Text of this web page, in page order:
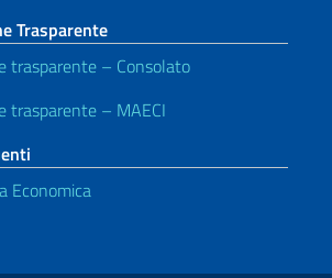
Trasparente
trasparente – Consolato
trasparente – MAECI
Economica